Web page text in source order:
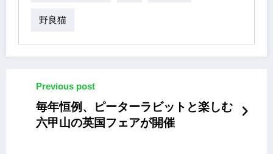
野良猫
Previous post
毎年恒例、ピーターラビットと楽しむ
六甲山の英国フェアが開催